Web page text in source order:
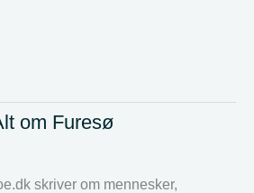
om Furesø
skriver om mennesker,